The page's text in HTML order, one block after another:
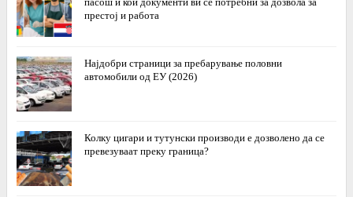
престој и работа
Најдобри страници за пребарување половни
автомобили од ЕУ (2026)
Колку цигари и тутунски производи е дозволено да се
превезуваат преку граница?